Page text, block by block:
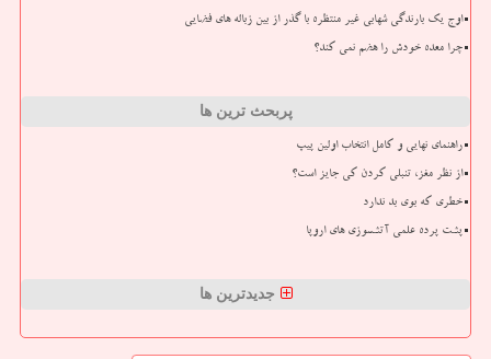
اوج یک بارندگی شهابی غیر منتظره با گذر از بین زباله های فضایی
چرا معده خودش را هضم نمی کند؟
پربحث ترین ها
راهنمای نهایی و کامل انتخاب اولین پیپ
از نظر مغز، تنبلی کردن کی جایز است؟
خطری که بوی بد ندارد
پشت پرده علمی آتشسوزی های اروپا
جدیدترین ها